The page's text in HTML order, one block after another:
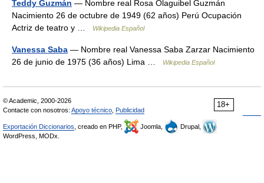
Teddy Guzmán — Nombre real Rosa Olaguibel Guzmán
Nacimiento 26 de octubre de 1949 (62 años) Perú Ocupación
Actriz de teatro y …
Wikipedia Español
Vanessa Saba — Nombre real Vanessa Saba Zarzar Nacimiento
26 de junio de 1975 (36 años) Lima …
Wikipedia Español
18+
© Academic, 2000-2026
Contacte con nosotros: Apoyo técnico Publicidad
Exportación Diccionarios , creado en PHP, Joomla,
Drupal,
WordPress, MODx.